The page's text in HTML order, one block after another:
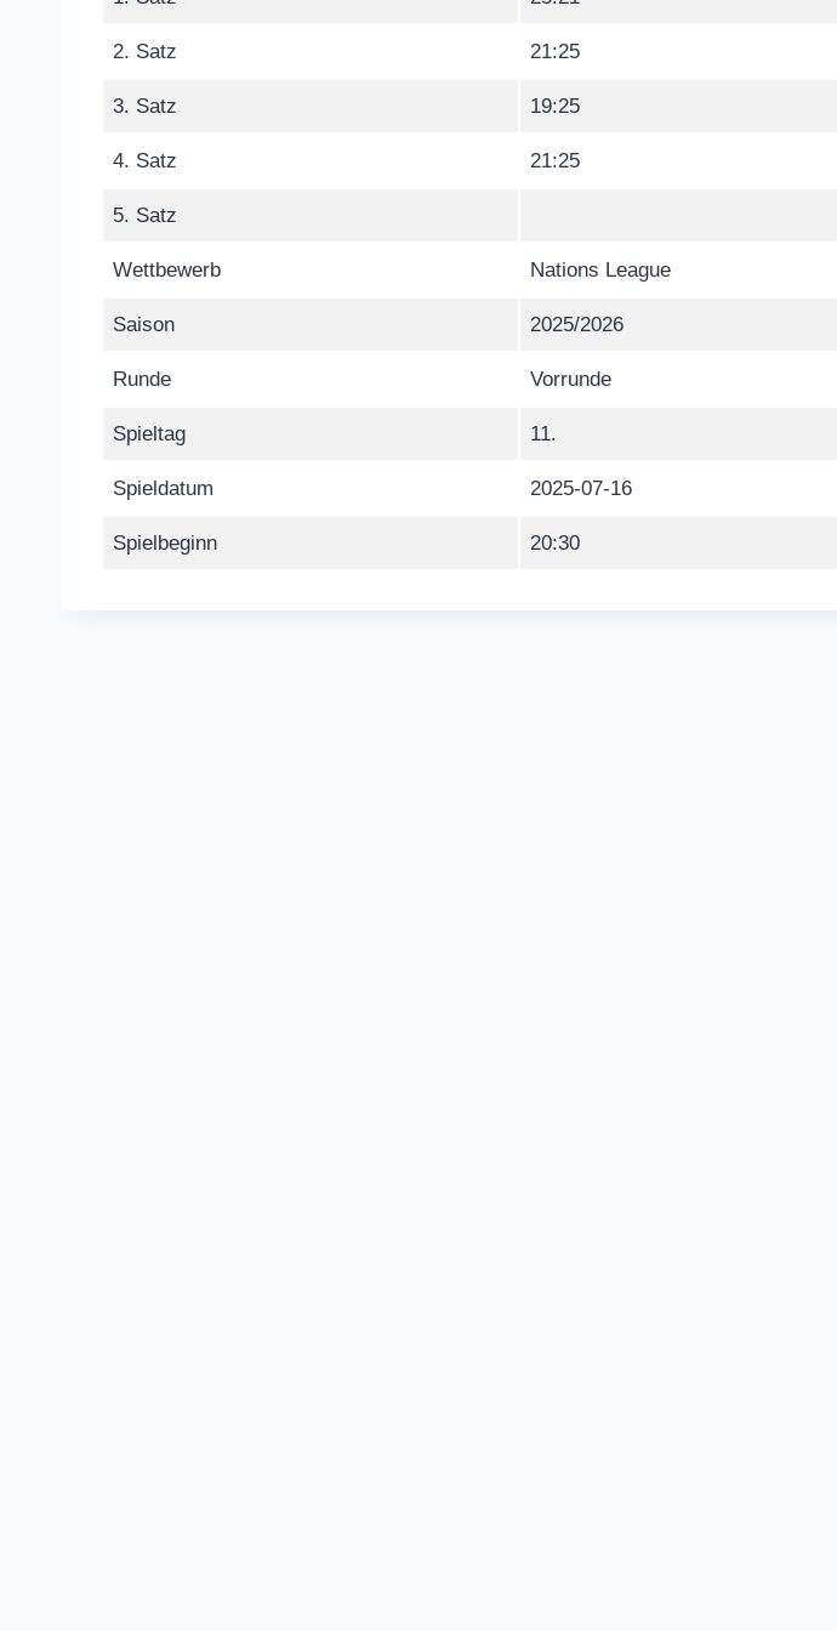
2. Satz 21:25
3. Satz 19:25
4. Satz 21:25
5. Satz
Wettbewerb Nations League
Saison 2025/2026
Runde Vorrunde
Spieltag 11.
Spieldatum 2025-07-16
Spielbeginn 20:30